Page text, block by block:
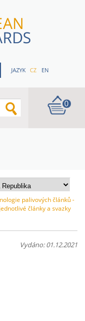
JAZYK CZ EN
0
palivových článků -
články a svazky
Vydáno: 01.12.2021